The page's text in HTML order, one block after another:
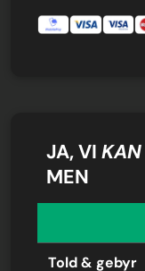
JA, VI KAN
MEN
Told & gebyr